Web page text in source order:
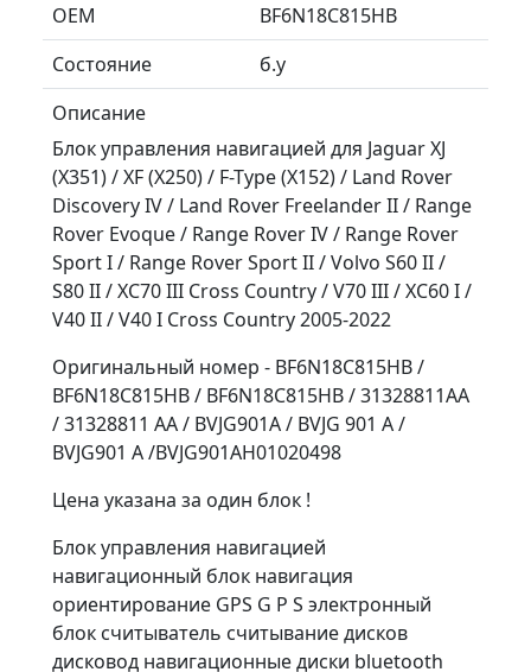
ОЕМ
BF6N18C815HB
Состояние
б.у
Описание
Блок управления навигацией для Jaguar XJ
(X351) / XF (X250) / F-Type (X152) / Land Rover
Discovery IV / Land Rover Freelander II / Range
Rover Evoque / Range Rover IV / Range Rover
Sport I / Range Rover Sport II / Volvo S60 II /
S80 II / XC70 III Cross Country / V70 III / XC60 I /
V40 II / V40 I Cross Country 2005-2022
Оригинальный номер - BF6N18C815HB /
BF6N18C815HB / BF6N18C815HB / 31328811AA
/ 31328811 AA / BVJG901A / BVJG 901 A /
BVJG901 A /BVJG901AH01020498
Цена указана за один блок !
Блок управления навигацией
навигационный блок навигация
ориентирование GPS G P S электронный
блок считыватель считывание дисков
дисковод навигационные диски bluetooth